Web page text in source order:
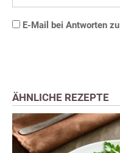
E-Mail bei Antworten
ÄHNLICHE REZEPTE